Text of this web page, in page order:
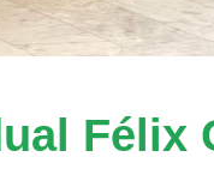
Félix